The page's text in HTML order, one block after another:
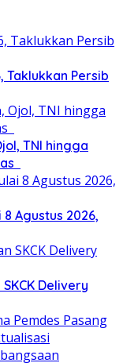
Taklukkan Persib
TNI hingga
Agustus 2026,
Delivery